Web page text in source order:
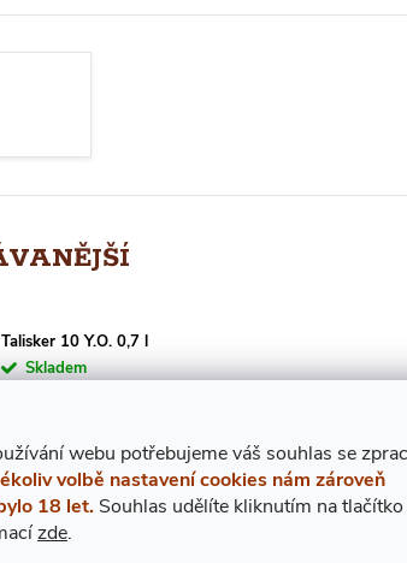
webu potřebujeme váš souhlas se
volbě nastavení cookies nám zároveň
18 let. Souhlas udělíte kliknutím na tlačítko
zde.
Talisker 10 Y.O. 0,7 l
Skladem
Bunnahabhain 12 Y.O. 0,7 l
Momentálně nedostupné